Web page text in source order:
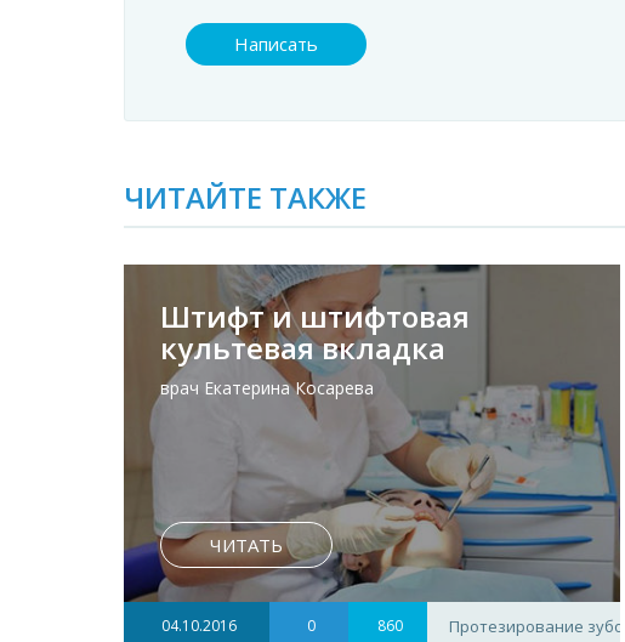
ЧИТАЙТЕ ТАКЖЕ
Штифт и штифтовая
культевая вкладка
врач Екатерина Косарева
ЧИТАТЬ
04.10.2016 0 860 Протезирование зубов